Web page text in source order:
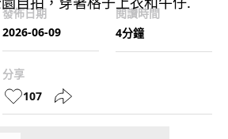
發佈日期
2026-06-09
閱讀時間
4分鐘
分享
107